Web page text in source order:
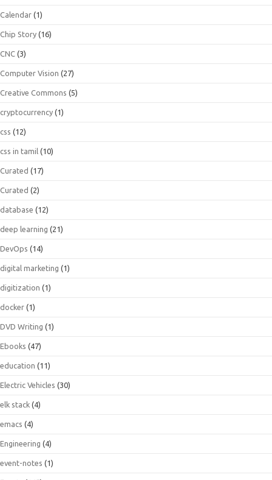
Calendar (1)
Chip Story (16)
CNC (3)
Computer Vision (27)
Creative Commons (5)
cryptocurrency (1)
css (12)
css in tamil (10)
Curated (17)
Curated (2)
database (12)
deep learning (21)
DevOps (14)
digital marketing (1)
digitization (1)
docker (1)
DVD Writing (1)
Ebooks (47)
education (11)
Electric Vehicles (30)
elk stack (4)
emacs (4)
Engineering (4)
event-notes (1)